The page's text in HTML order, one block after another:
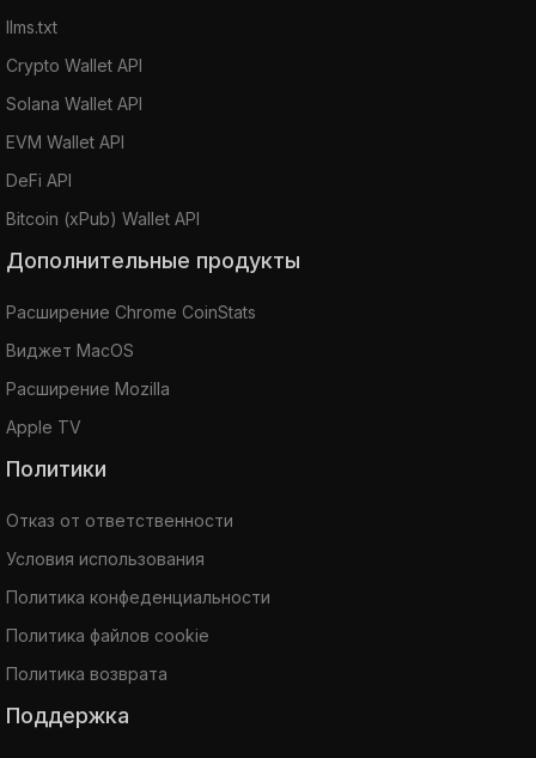
llms.txt
Crypto Wallet API
Solana Wallet API
EVM Wallet API
DeFi API
Bitcoin (xPub) Wallet API
Дополнительные продукты
Расширение Chrome CoinStats
Виджет MacOS
Расширение Mozilla
Apple TV
Политики
Отказ от ответственности
Условия использования
Политика конфеденциальности
Политика файлов cookie
Политика возврата
Поддержка